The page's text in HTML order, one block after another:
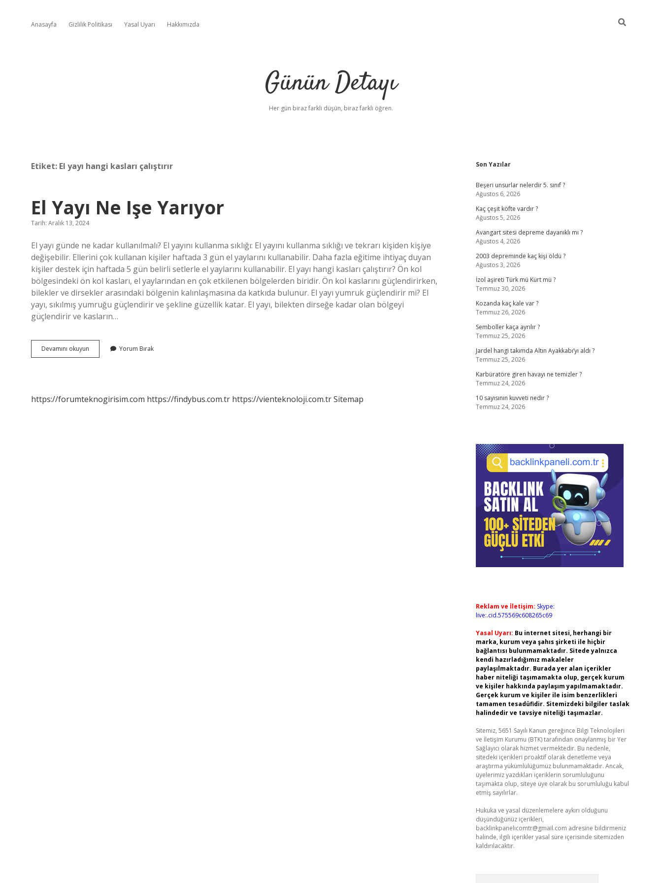
Anasayfa Gizlilik Politikası Yasal Uyarı Hakkımızda
Günün Detayı
Her gün biraz farklı düşün, biraz farklı öğren.
Etiket: El yayı hangi kasları çalıştırır
El Yayı Ne Işe Yarıyor
Tarih: Aralık 13, 2024
El yayı günde ne kadar kullanılmalı? El yayını kullanma sıklığı: El yayını kullanma sıklığı ve tekrarı kişiden kişiye
değişebilir. Ellerini çok kullanan kişiler haftada 3 gün el yaylarını kullanabilir. Daha fazla eğitime ihtiyaç duyan
kişiler destek için haftada 5 gün belirli setlerle el yaylarını kullanabilir. El yayı hangi kasları çalıştırır? Ön kol
bölgesindeki ön kol kasları, el yaylarından en çok etkilenen bölgelerden biridir. Ön kol kaslarını güçlendirirken,
bilekler ve dirsekler arasındaki bölgenin kalınlaşmasına da katkıda bulunur. El yayı yumruk güçlendirir mi? El
yayı, sıkılmış yumruğu güçlendirir ve şekline güzellik katar. El yayı, bilekten dirseğe kadar olan bölgeyi
güçlendirir ve kasların…
Devamını okuyun
Yayı
Yorum Bırak
https://forumteknogirisim.com https://findybus.com.tr https://vienteknoloji.com.trSitemap
Sidebar
Son Yazılar
Beşeri unsurlar nelerdir 5. sınıf ?
Ağustos 6, 2026
Kaç çeşit köfte vardır ?
Ağustos 5, 2026
Avangart sitesi depreme dayanıklı mı ?
Ağustos 4, 2026
2003 depreminde kaç kişi öldü ?
Ağustos 3, 2026
İzol aşireti Türk mü Kürt mü ?
Temmuz 30, 2026
Kozanda kaç kale var ?
Temmuz 26, 2026
Semboller kaça ayrılır ?
Temmuz 25, 2026
Jardel hangi takımda Altın Ayakkabı’yı aldı ?
Temmuz 25, 2026
Karbüratöre giren havayı ne temizler ?
Temmuz 24, 2026
10 sayısının kuvveti nedir ?
Temmuz 24, 2026
Reklam ve İletişim: Skype:
live:.cid.575569c608265c69
Yasal Uyarı: Bu internet sitesi, herhangi bir
marka, kurum veya şahıs şirketi ile hiçbir
bağlantısı bulunmamaktadır. Sitede yalnızca
kendi hazırladığımız makaleler
paylaşılmaktadır. Burada yer alan içerikler
haber niteliği taşımamakta olup, gerçek kurum
ve kişiler hakkında paylaşım yapılmamaktadır.
Gerçek kurum ve kişiler ile isim benzerlikleri
tamamen tesadüfidir. Sitemizdeki bilgiler taslak
halindedir ve tavsiye niteliği taşımazlar.
Sitemiz, 5651 Sayılı Kanun gereğince Bilgi Teknolojileri
ve İletişim Kurumu (BTK) tarafından onaylanmış bir Yer
Sağlayıcı olarak hizmet vermektedir. Bu nedenle,
sitedeki içerikleri proaktif olarak denetleme veya
araştırma yükümlülüğümüz bulunmamaktadır. Ancak,
üyelerimiz yazdıkları içeriklerin sorumluluğunu
taşımakta olup, siteye üye olarak bu sorumluluğu kabul
etmiş sayılırlar.
Hukuka ve yasal düzenlemelere aykırı olduğunu
düşündüğünüz içerikleri,
backlinkpanelicomtr@gmail.com adresine bildirmeniz
halinde, ilgili içerikler yasal süre içerisinde sitemizden
kaldırılacaktır.